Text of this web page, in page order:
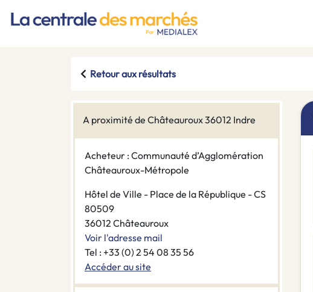
Retour aux résultats
A proximité de Châteauroux 36012 Indre
Acheteur : Communauté d’Agglomération
Châteauroux-Métropole
Hôtel de Ville - Place de la République - CS
80509
36012 Châteauroux
Voir l'adresse mail
Tel : +33 (0) 2 54 08 35 56
Accéder au site